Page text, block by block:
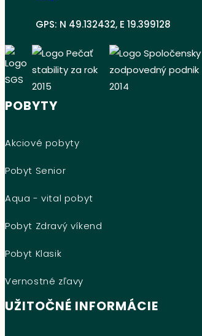
GPS: N 49.132432, E 19.399128
POBYTY
Akciové pobyty
Pobyt Senior
Aqua - vital pobyt
Pobyt Zdravý víkend
Pobyt Klasik
Vernostné zľavy
UŽITOČNÉ INFORMÁCIE